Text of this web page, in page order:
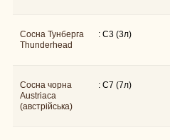
Сосна Тунберга
Thunderhead
: C3 (3л)
Сосна чорна
Austriaca
(австрійська)
: C7 (7л)